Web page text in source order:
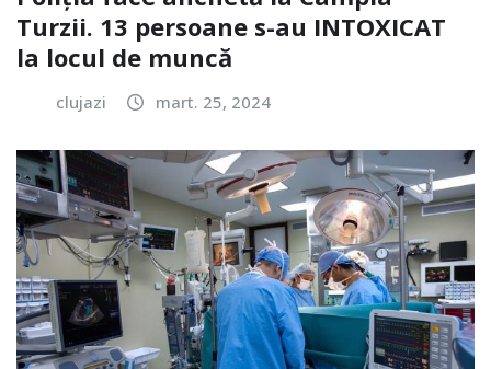
Turzii. 13 persoane s-au INTOXICAT
la locul de muncă
clujazi mart. 25, 2024